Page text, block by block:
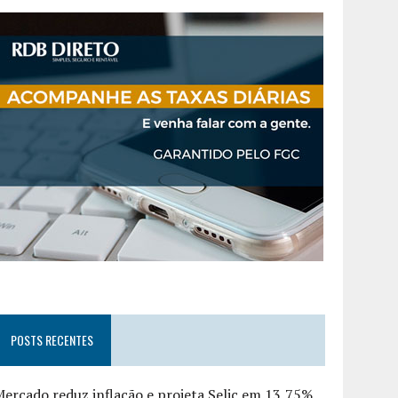
POSTS RECENTES
reduz inflação e projeta Selic em 13,75%